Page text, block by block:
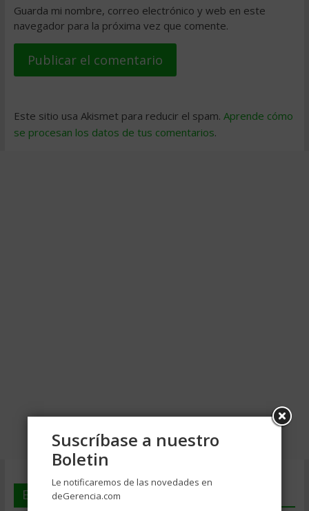
Guarda mi nombre, correo electrónico y web en este
navegador para la próxima vez que comente.
Este sitio usa Akismet para reducir el spam. Aprende cómo
se procesan los datos de tus comentarios.
En deGerencia.com
Suscríbase a nuestro
Boletin
Le notificaremos de las novedades en
deGerencia.com